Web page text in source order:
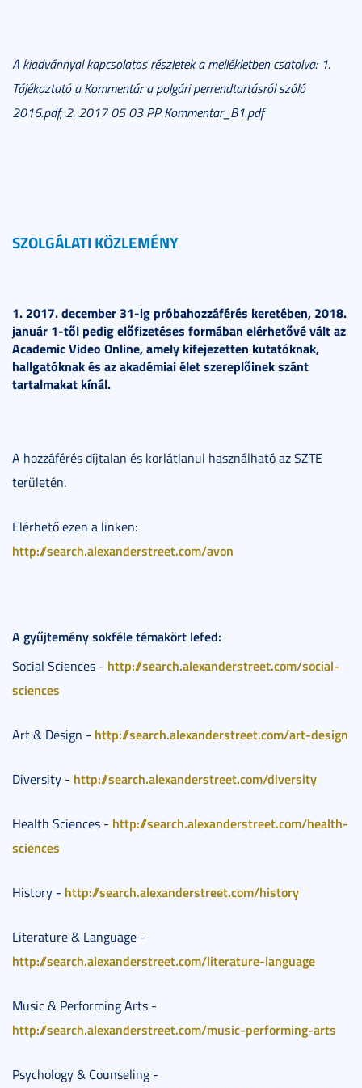
A kiadvánnyal kapcsolatos részletek a mellékletben csatolva: 1.
Tájékoztató a Kommentár a polgári perrendtartásról szóló
2016.pdf, 2. 2017 05 03 PP Kommentar_B1.pdf
SZOLGÁLATI KÖZLEMÉNY
1. 2017. december 31-ig próbahozzáférés keretében, 2018.
január 1-től pedig előfizetéses formában elérhetővé vált az
Academic Video Online, amely kifejezetten kutatóknak,
hallgatóknak és az akadémiai élet szereplőinek szánt
tartalmakat kínál.
A hozzáférés díjtalan és korlátlanul használható az SZTE
területén.
Elérhető ezen a linken:
http://search.alexanderstreet.com/avon
A gyűjtemény sokféle témakört lefed:
Social Sciences - http://search.alexanderstreet.com/social-
sciences
Art & Design - http://search.alexanderstreet.com/art-design
Diversity - http://search.alexanderstreet.com/diversity
Health Sciences - http://search.alexanderstreet.com/health-
sciences
History - http://search.alexanderstreet.com/history
Literature & Language -
http://search.alexanderstreet.com/literature-language
Music & Performing Arts -
http://search.alexanderstreet.com/music-performing-arts
Psychology & Counseling -